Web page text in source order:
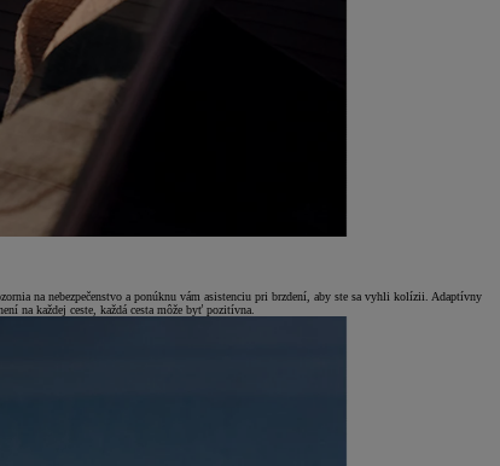
na nebezpečenstvo a ponúknu vám asistenciu pri brzdení, aby ste sa vyhli kolízii. Adaptívny
na každej ceste, každá cesta môže byť pozitívna.